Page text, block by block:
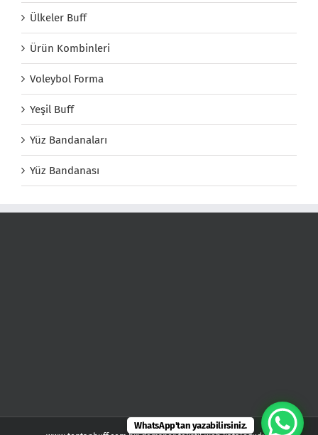
Ülkeler Buff
Ürün Kombinleri
Voleybol Forma
Yeşil Buff
Yüz Bandanaları
Yüz Bandanası
WhatsApp'tan yazabilirsiniz.